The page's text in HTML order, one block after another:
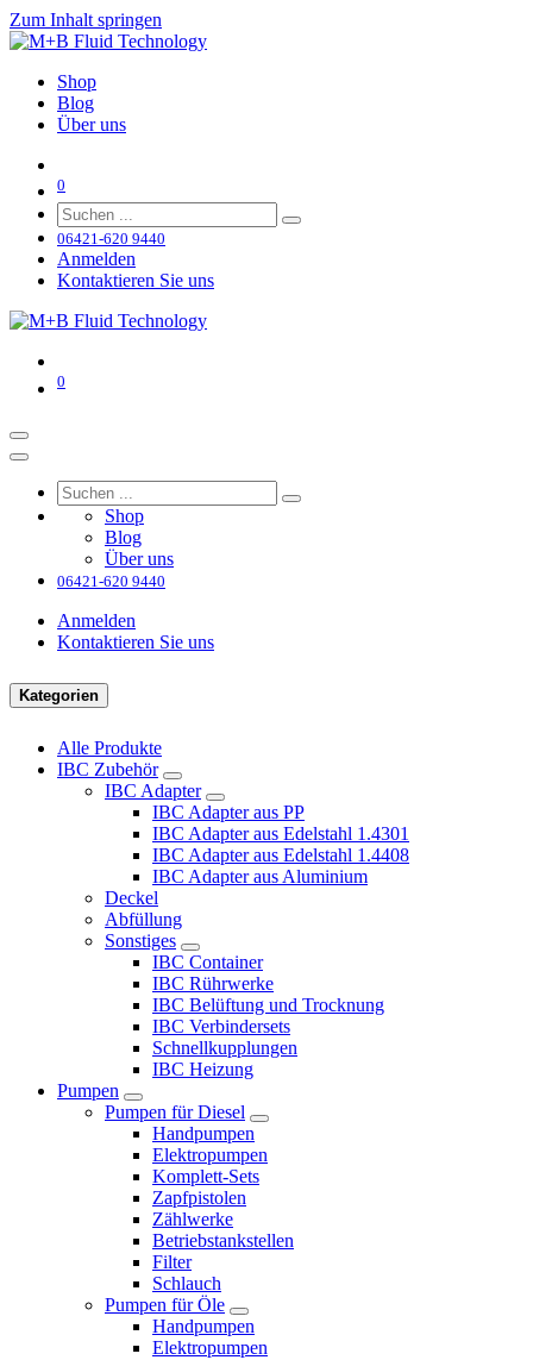
Zum Inhalt springen
Shop
Blog
Über uns
0
06421-620 9440
Anmelden
Kontaktieren Sie uns
0
Shop
Blog
Über uns
06421-620 9440
Anmelden
Kontaktieren Sie uns
Kategorien
Alle Produkte
IBC Zubehör
IBC Adapter
IBC Adapter aus PP
IBC Adapter aus Edelstahl 1.4301
IBC Adapter aus Edelstahl 1.4408
IBC Adapter aus Aluminium
Deckel
Abfüllung
Sonstiges
IBC Container
IBC Rührwerke
IBC Belüftung und Trocknung
IBC Verbindersets
Schnellkupplungen
IBC Heizung
Pumpen
Pumpen für Diesel
Handpumpen
Elektropumpen
Komplett-Sets
Zapfpistolen
Zählwerke
Betriebstankstellen
Filter
Schlauch
Pumpen für Öle
Handpumpen
Elektropumpen